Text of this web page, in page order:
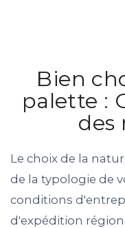
Bien
palette :
des
Le choix de la
de la typologie de
conditions
d'expédition